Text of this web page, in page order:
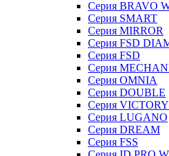
Серия BRAVO
Серия SMART
Серия MIRROR
Серия FSD
Серия FSD
Серия
Серия OMNIA
Серия DOUBLE
Серия VICTORY
Серия LUGANO
Серия DREAM
Серия FSS